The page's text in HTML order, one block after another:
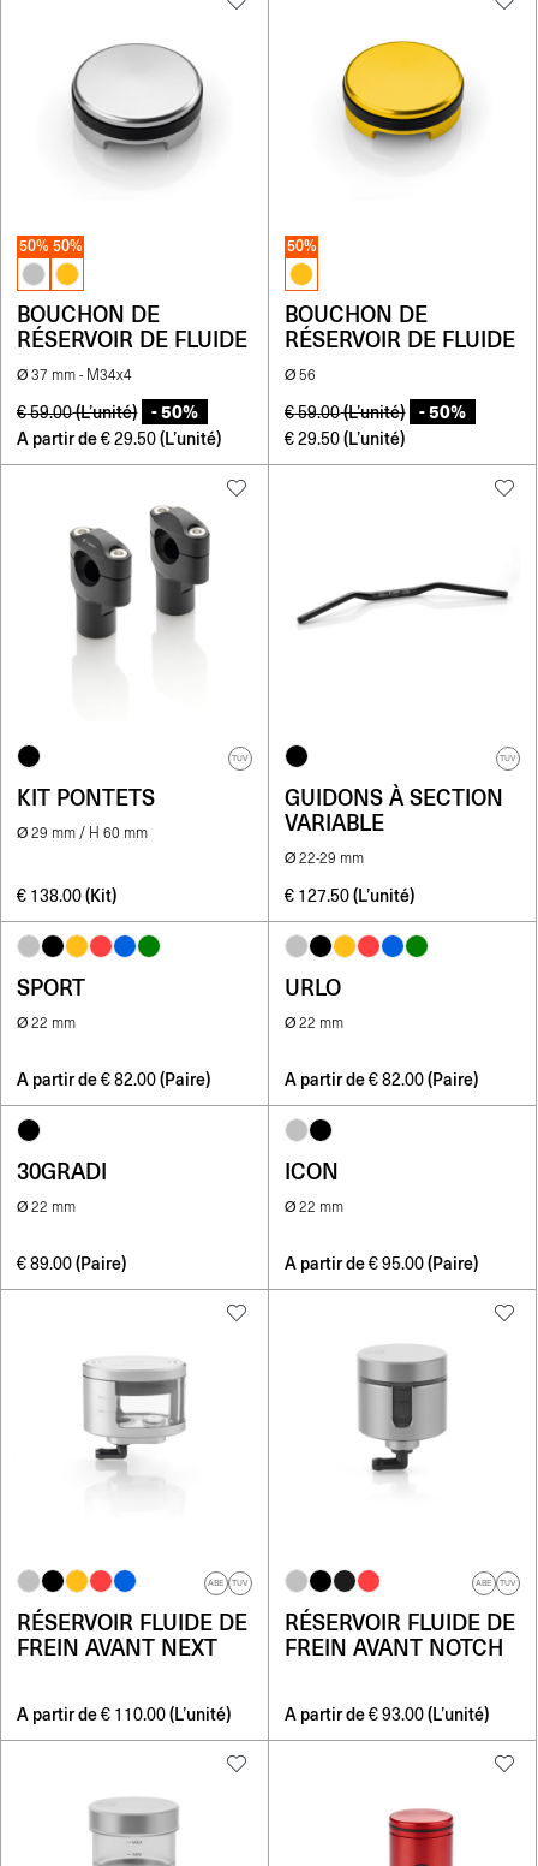
50% 50%
BOUCHON DE
RÉSERVOIR DE FLUIDE
Ø 37 mm - M34x4
€59.00(L’unité) - 50%
A partir de €29.50 (L’unité)
50%
BOUCHON DE
RÉSERVOIR DE FLUIDE
Ø 56
€59.00(L’unité) - 50%
€29.50 (L’unité)
TUV
KIT PONTETS
Ø 29 mm / H 60 mm
€ 138.00 (Kit)
TUV
GUIDONS À SECTION
VARIABLE
Ø 22-29 mm
€ 127.50 (L’unité)
SPORT
Ø 22 mm
A partir de €82.00 (Paire)
URLO
Ø 22 mm
A partir de €82.00 (Paire)
30GRADI
Ø 22 mm
€89.00 (Paire)
ICON
Ø 22 mm
A partir de €95.00 (Paire)
ABE TUV
RÉSERVOIR FLUIDE DE
FREIN AVANT NEXT
A partir de € 110.00 (L’unité)
ABE TUV
RÉSERVOIR FLUIDE DE
FREIN AVANT NOTCH
A partir de €93.00 (L’unité)